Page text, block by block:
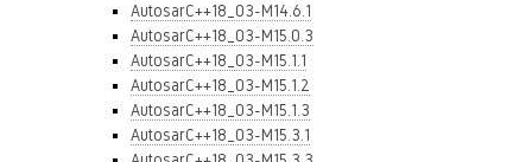
AutosarC++18_03-M14.6.1
AutosarC++18_03-M15.0.3
AutosarC++18_03-M15.1.1
AutosarC++18_03-M15.1.2
AutosarC++18_03-M15.1.3
AutosarC++18_03-M15.3.1